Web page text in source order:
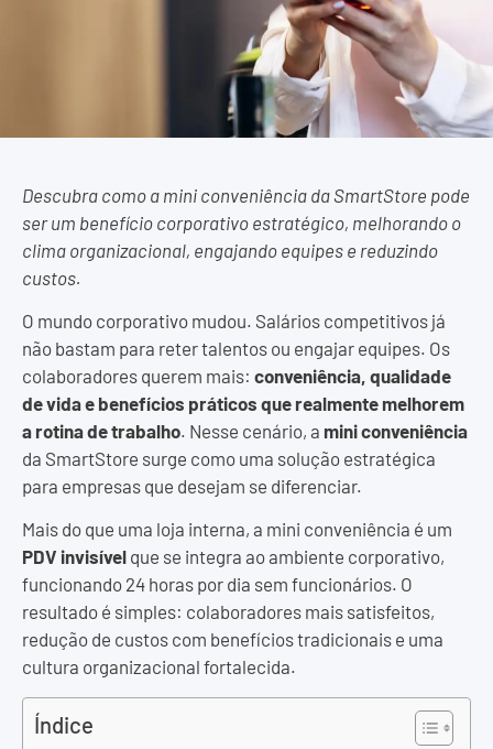
Descubra como a mini conveniência da SmartStore pode
ser um benefício corporativo estratégico, melhorando o
clima organizacional, engajando equipes e reduzindo
custos.
O mundo corporativo mudou. Salários competitivos já
não bastam para reter talentos ou engajar equipes. Os
colaboradores querem mais: conveniência, qualidade
de vida e benefícios práticos que realmente melhorem
a rotina de trabalho. Nesse cenário, a mini conveniência
da SmartStore surge como uma solução estratégica
para empresas que desejam se diferenciar.
Mais do que uma loja interna, a mini conveniência é um
PDV invisível que se integra ao ambiente corporativo,
funcionando 24 horas por dia sem funcionários. O
resultado é simples: colaboradores mais satisfeitos,
redução de custos com benefícios tradicionais e uma
cultura organizacional fortalecida.
Índice